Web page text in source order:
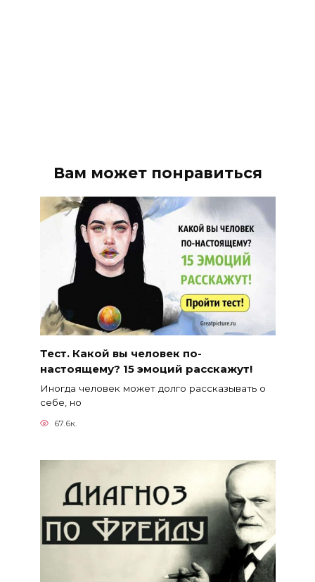
Вам может понравиться
Тест. Какой вы человек по-
настоящему? 15 эмоций расскажут!
Иногда человек может долго рассказывать о
себе, но
67.6к.